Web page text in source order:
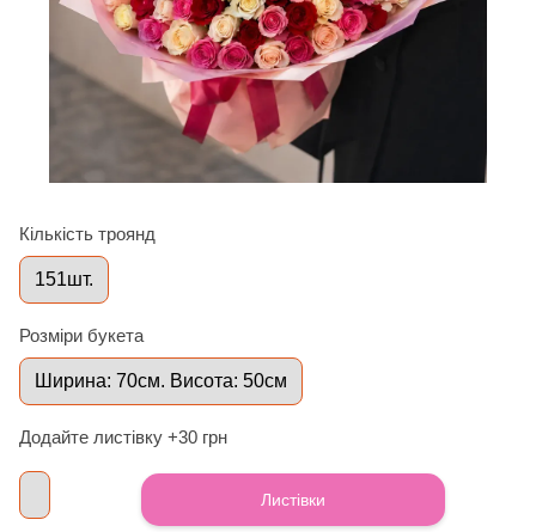
Кількість троянд
151шт.
Розміри букета
Ширина: 70см. Висота: 50см
Додайте листівку +30 грн
Листівки